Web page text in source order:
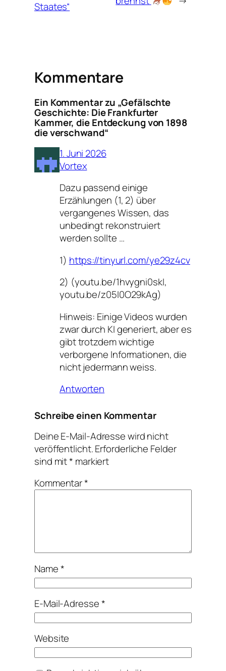
Staates“
Kommentare
Ein Kommentar zu „Gefälschte
Geschichte: Die Frankfurter
Kammer, die Entdeckung von 1898
die verschwand“
1. Juni 2026
Vortex
Dazu passend einige
Erzählungen (1, 2) über
vergangenes Wissen, das
unbedingt rekonstruiert
werden sollte …
1) https://tinyurl.com/ye29z4cv
2) (youtu.be/1hvygni0skI,
youtu.be/z05I0O29kAg)
Hinweis: Einige Videos wurden
zwar durch KI generiert, aber es
gibt trotzdem wichtige
verborgene Informationen, die
nicht jedermann weiss.
Antworten
Schreibe einen Kommentar
Deine E-Mail-Adresse wird nicht
veröffentlicht.Erforderliche Felder
sind mit* markiert
Kommentar*
Name*
E-Mail-Adresse*
Website